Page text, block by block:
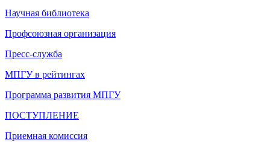
Научная библиотека
Профсоюзная организация
Пресс-служба
МПГУ в рейтингах
Программа развития МПГУ
ПОСТУПЛЕНИЕ
Приемная комиссия